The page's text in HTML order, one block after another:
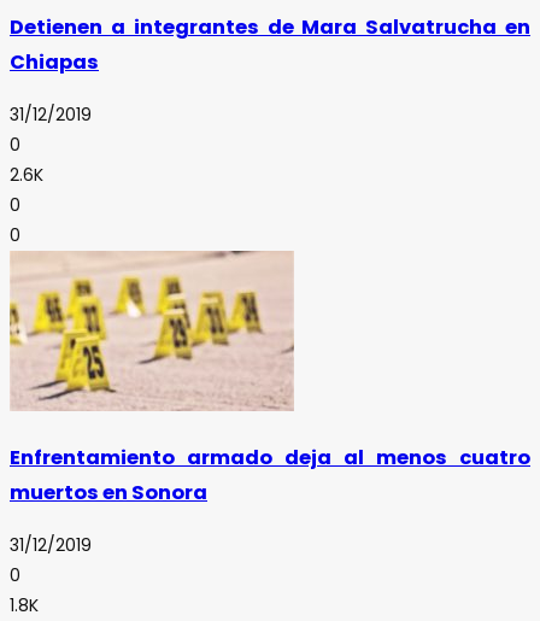
Detienen a integrantes de Mara Salvatrucha en
Chiapas
31/12/2019
0
2.6K
0
0
Enfrentamiento armado deja al menos cuatro
muertos en Sonora
31/12/2019
0
1.8K